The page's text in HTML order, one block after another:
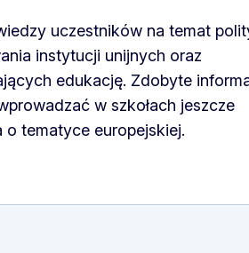
uczestników na temat
instytucji unijnych oraz
edukację. Zdobyte
w szkołach jeszcze
tematyce europejskiej.